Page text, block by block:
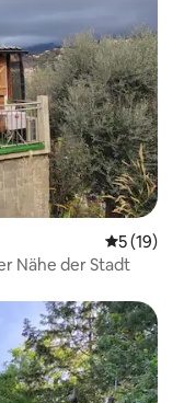
5 (19)
Nähe der Stadt